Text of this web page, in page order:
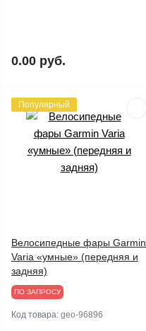
0.00 руб.
Популярный
Велосипедные фары Garmin
Varia «умные» (передняя и
задняя)
ПО ЗАПРОСУ
Код товара: geo-96896